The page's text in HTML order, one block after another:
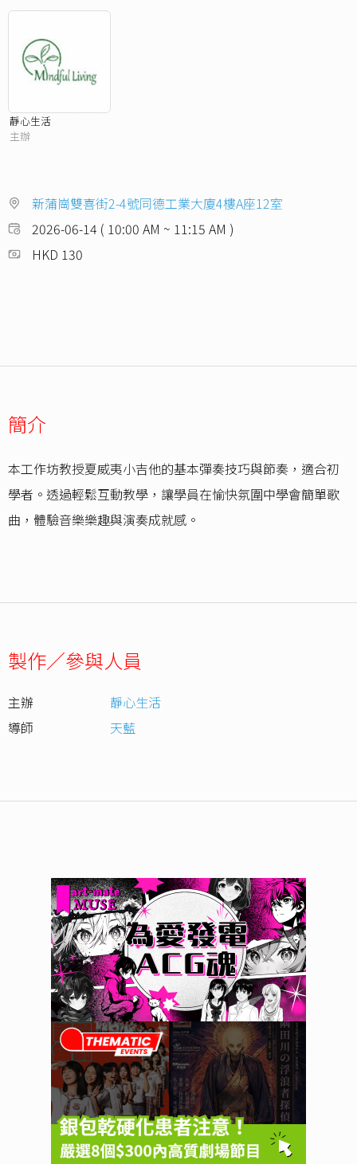
靜心生活
主辦
新蒲崗雙喜街2-4號同德工業大廈4樓A座12室
2026-06-14 ( 10:00 AM ~ 11:15 AM )
HKD 130
簡介
本工作坊教授夏威夷小吉他的基本彈奏技巧與節奏，適合初
學者。透過輕鬆互動教學，讓學員在愉快氛圍中學會簡單歌
曲，體驗音樂樂趣與演奏成就感。
製作／參與人員
主辦
靜心生活
導師
天藍